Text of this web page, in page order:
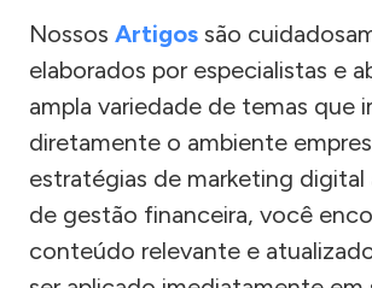
Nossos Artigos são
elaborados por especialistas e
ampla variedade de temas que
diretamente o ambiente
estratégias de marketing
de gestão financeira, você
conteúdo relevante e